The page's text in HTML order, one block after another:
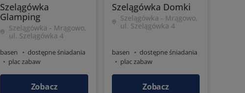
Szelągówka
Glamping
Szelągówka - Mrągowo,
ul. Szelągówka 4
basen
dostępne śniadania
plac zabaw
Zobacz
Szelągówka Domki
Szelągówka - Mrągowo,
ul. Szelągówka 4
basen
dostępne śniadania
plac zabaw
Zobacz